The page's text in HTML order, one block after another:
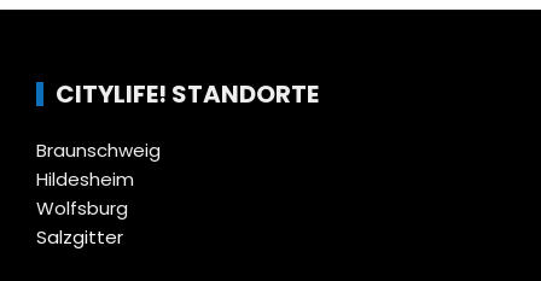
CITYLIFE! STANDORTE
Braunschweig
Hildesheim
Wolfsburg
Salzgitter